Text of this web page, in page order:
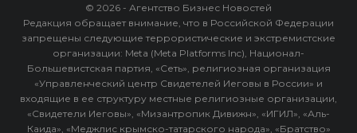
© 2026 - Агентство Бизнес Новостей
Редакция обращает внимание, что в Российской Федерации
запрещены следующие террористические и экстремистские
организации: Meta (Meta Platforms Inc), Национал-
Большевистская партия, «Сеть», религиозная организация
«Управленческий центр Свидетелей Иеговы в России» и
входящие в ее структуру местные религиозные организации,
«Свидетели Иеговы», «Мизантропик Дивижн», «ИГИЛ», «Аль-
Каида», «Меджлис крымско-татарского народа», «Братство»